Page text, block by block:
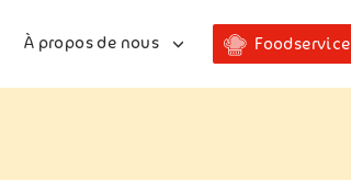
À propos de nous Foodservice